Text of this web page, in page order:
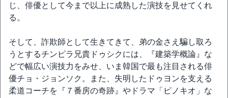
じ、俳優として今まで以上に成熟した演技を見せてくれ
る。
そして、詐欺師として生きてきて、弟の金さえ騙し取ろ
うとするチンピラ兄貴ドゥシクには、『建築学概論』な
どで幅広い演技力をみせ、いま韓国で最も注目される俳
優チョ・ジョンソク。また、失明したドゥヨンを支える
柔道コーチを『７番房の奇跡』やドラマ「ピノキオ」な